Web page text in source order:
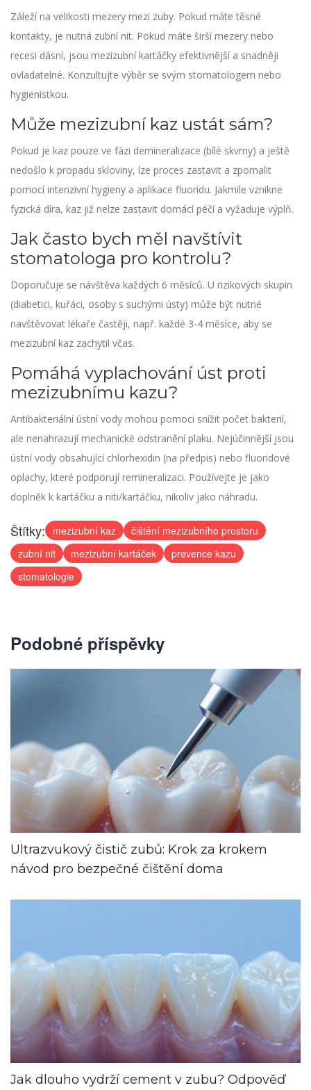
Záleží na velikosti mezery mezi zuby. Pokud máte těsné
kontakty, je nutná zubní nit. Pokud máte širší mezery nebo
recesi dásní, jsou mezizubní kartáčky efektivnější a snadněji
ovladatelné. Konzultujte výběr se svým stomatologem nebo
hygienistkou.
Může mezizubní kaz ustát sám?
Pokud je kaz pouze ve fázi demineralizace (bílé skvrny) a ještě
nedošlo k propadu skloviny, lze proces zastavit a zpomalit
pomocí intenzivní hygieny a aplikace fluoridu. Jakmile vznikne
fyzická díra, kaz již nelze zastavit domácí péčí a vyžaduje výplň.
Jak často bych měl navštívit
stomatologa pro kontrolu?
Doporučuje se návštěva každých 6 měsíců. U rizikových skupin
(diabetici, kuřáci, osoby s suchými ústy) může být nutné
navštěvovat lékaře častěji, např. každé 3-4 měsíce, aby se
mezizubní kaz zachytil včas.
Pomáhá vyplachování úst proti
mezizubnímu kazu?
Antibakteriální ústní vody mohou pomoci snížit počet bakterií,
ale nenahrazují mechanické odstranění plaku. Nejúčinnější jsou
ústní vody obsahující chlorhexidin (na předpis) nebo fluoridové
oplachy, které podporují remineralizaci. Používejte je jako
doplněk k kartáčku a niti/kartáčku, nikoliv jako náhradu.
Štítky: mezizubní kaz
čištění mezizubního prostoru
zubní nit
mezizubní kartáček
prevence kazu
stomatologie
Podobné příspěvky
Ultrazvukový čistič zubů: Krok za krokem
návod pro bezpečné čištění doma
Jak dlouho vydrží cement v zubu? Odpověď